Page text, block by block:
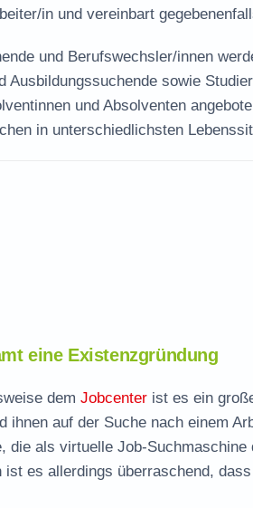
in und vereinbart
und Berufswechsler/innen
Ausbildungssuchende sowie
und Absolventen
in unterschiedlichsten
eine Existenzgründung
dem Jobcenter ist es ein
ihnen auf der Suche nach einem
die als virtuelle Job-
es allerdings überraschend,